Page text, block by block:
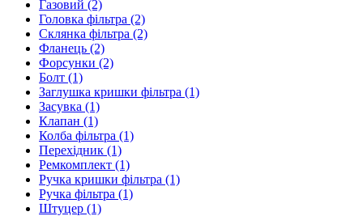
Газовий (2)
Головка фільтра (2)
Склянка фільтра (2)
Фланець (2)
Форсунки (2)
Болт (1)
Заглушка кришки фільтра (1)
Засувка (1)
Клапан (1)
Колба фільтра (1)
Перехідник (1)
Ремкомплект (1)
Ручка кришки фільтра (1)
Ручка фільтра (1)
Штуцер (1)